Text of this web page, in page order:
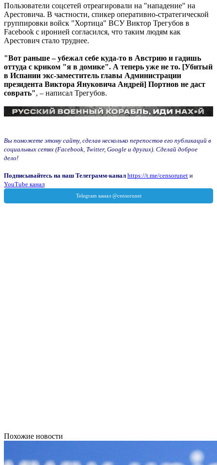
Пользователи соцсетей отреагировали на "нападение" на
Арестовича. В частности, спикер оперативно-стратегической
группировки войск "Хортица" ВСУ Виктор Трегубов в
Facebook с иронией согласился, что таким людям как
Арестович стало труднее.
"Вот раньше – убежал себе куда-то в Австрию и гадишь
оттуда с криком "я в домике". А теперь уже не то. [Убитый
в Испании экс-заместитель главы Администрации
президента Виктора Януковича Андрей] Портнов не даст
соврать", – написал Трегубов.
Вы поможете этому сайту, сделав несколько перепостов его публикаций в
социальных сетях (Facebook, Twitter, Google и других). Сделай доброе
дело!
Подписывайтесь на наш Телеграмм-канал https://t.me/censorunet и
YouTube канал
Похожие новости